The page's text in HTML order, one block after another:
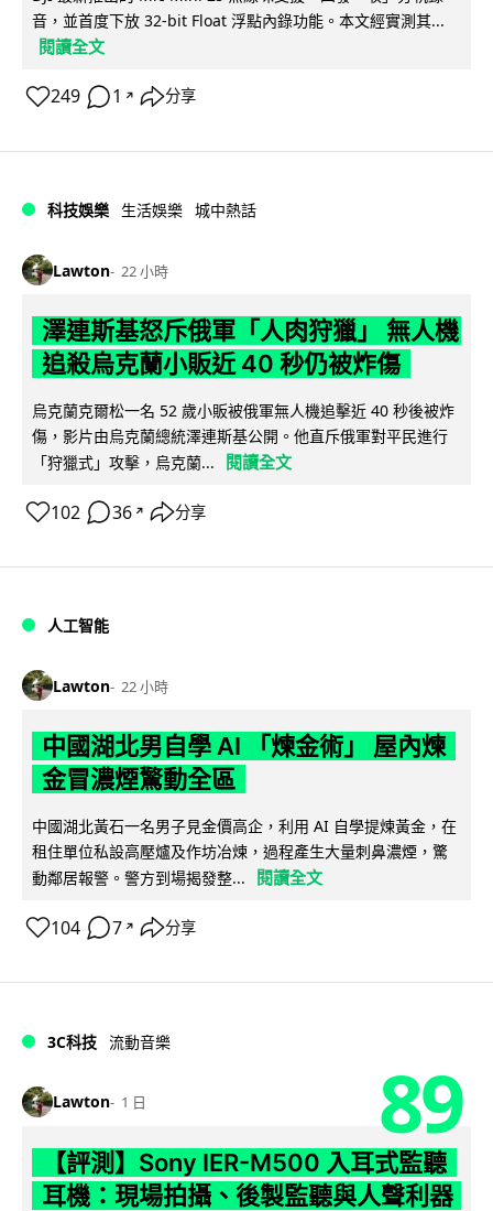
音，並首度下放 32-bit Float 浮點內錄功能。本文經實測其...
閱讀全文
249 1 ↗ 分享
科技娛樂 生活娛樂 城中熱話
Lawton 22 小時
澤連斯基怒斥俄軍「人肉狩獵」 無人機
追殺烏克蘭小販近 40 秒仍被炸傷
烏克蘭克爾松一名 52 歲小販被俄軍無人機追擊近 40 秒後被炸
傷，影片由烏克蘭總統澤連斯基公開。他直斥俄軍對平民進行
「狩獵式」攻擊，烏克蘭...
閱讀全文
102 36 ↗ 分享
人工智能
Lawton 22 小時
中國湖北男自學 AI 「煉金術」 屋內煉
金冒濃煙驚動全區
中國湖北黃石一名男子見金價高企，利用 AI 自學提煉黃金，在
租住單位私設高壓爐及作坊冶煉，過程產生大量刺鼻濃煙，驚
動鄰居報警。警方到場揭發整...
閱讀全文
104 7 ↗ 分享
3C科技 流動音樂
Lawton 1 日 89
【評測】Sony IER-M500 入耳式監聽
耳機：現場拍攝、後製監聽與人聲利器